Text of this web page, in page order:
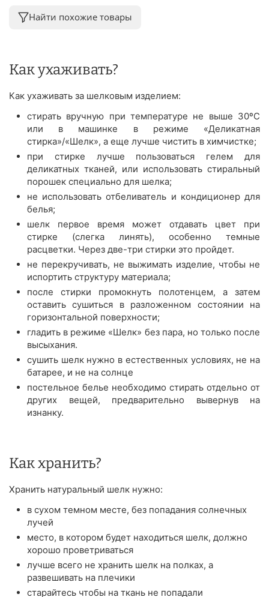
Найти похожие товары
Как ухаживать?
Как ухаживать за шелковым изделием:
стирать вручную при температуре не выше 30ºС
или в машинке в режиме «Деликатная
стирка»/«Шелк», а еще лучше чистить в химчистке;
при стирке лучше пользоваться гелем для
деликатных тканей, или использовать стиральный
порошек специально для шелка;
не использовать отбеливатель и кондиционер для
белья;
шелк первое время может отдавать цвет при
стирке (слегка линять), особенно темные
расцветки. Через две-три стирки это пройдет.
не перекручивать, не выжимать изделие, чтобы не
испортить структуру материала;
после стирки промокнуть полотенцем, а затем
оставить сушиться в разложенном состоянии на
горизонтальной поверхности;
гладить в режиме «Шелк» без пара, но только после
высыхания.
сушить шелк нужно в естественных условиях, не на
батарее, и не на солнце
постельное белье необходимо стирать отдельно от
других вещей, предварительно вывернув на
изнанку.
Как хранить?
Хранить натуральный шелк нужно:
в сухом темном месте, без попадания солнечных
лучей
место, в котором будет находиться шелк, должно
хорошо проветриваться
лучше всего не хранить шелк на полках, а
развешивать на плечики
старайтесь чтобы на ткань не попадали